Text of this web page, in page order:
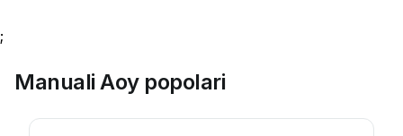
;
Manuali Aoy popolari